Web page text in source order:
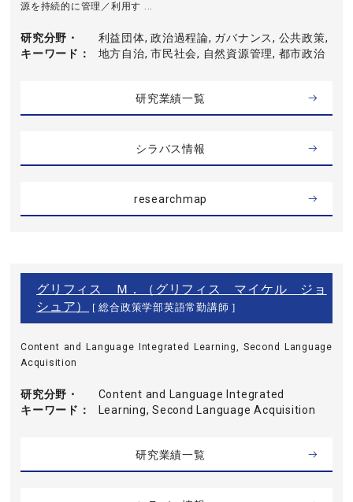
源を持続的に管理／利用す ...
研究分野・
キーワード
利益団体, 政治過程論, ガバナンス, 公共政策,
地方自治, 市民社会, 自然資源管理, 都市政治
研究業績一覧
シラバス情報
researchmap
グリフィス Ｍ．（グリフィス マイケル ジョ
シュア）
[ 総合政策学部英語常勤講師 ]
Content and Language Integrated Learning, Second Language
Acquisition
研究分野・
キーワード
Content and Language Integrated
Learning, Second Language Acquisition
研究業績一覧